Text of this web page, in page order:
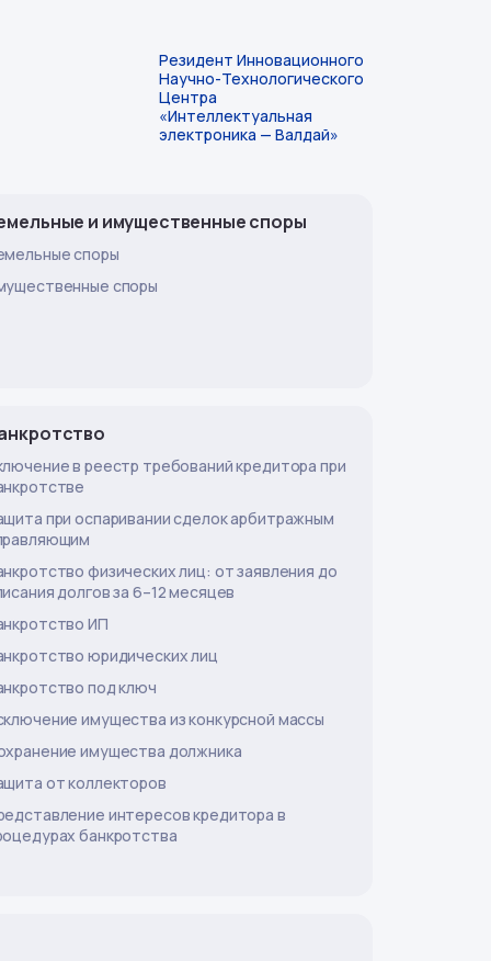
Резидент Инновационного
Научно-Технологического
Центра
«Интеллектуальная
электроника — Валдай»
и имущественные споры
споры
споры
в реестр требований кредитора при
при оспаривании сделок арбитражным
физических лиц: от заявления до
долгов за 6–12 месяцев
ИП
юридических лиц
под ключ
имущества из конкурсной массы
имущества должника
от коллекторов
интересов кредитора в
банкротства